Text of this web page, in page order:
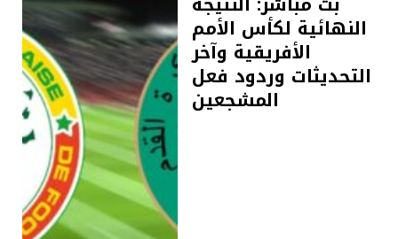
النهائية لكأس الأمم
الأفريقية وآخر
التحديثات وردود فعل
المشجعين